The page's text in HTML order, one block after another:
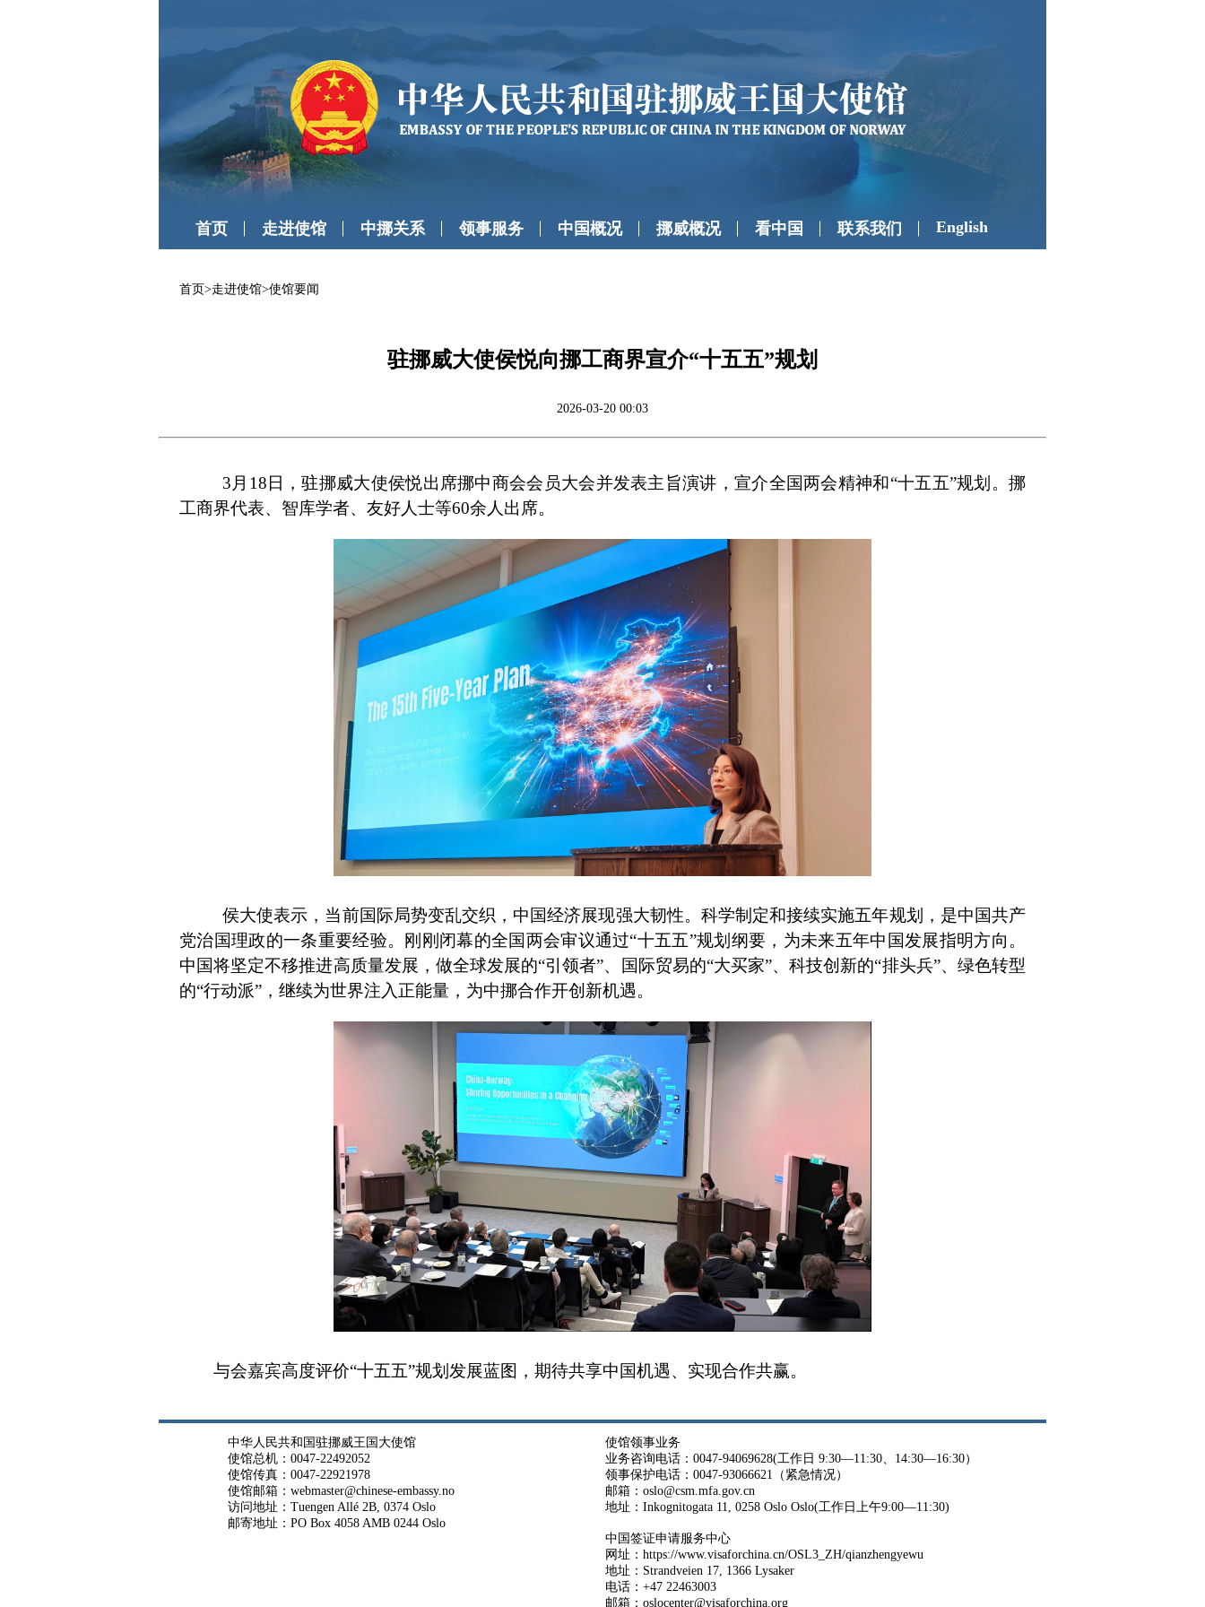
首页 走进使馆 中挪关系 领事服务 中国概况 挪威概况 看中国 联系我们 English
首页>走进使馆>使馆要闻
驻挪威大使侯悦向挪工商界宣介“十五五”规划
2026-03-20 00:03
3月18日，驻挪威大使侯悦出席挪中商会会员大会并发表主旨演讲，宣介全国两会精神和“十五五”规划。挪
工商界代表、智库学者、友好人士等60余人出席。
侯大使表示，当前国际局势变乱交织，中国经济展现强大韧性。科学制定和接续实施五年规划，是中国共产
党治国理政的一条重要经验。刚刚闭幕的全国两会审议通过“十五五”规划纲要，为未来五年中国发展指明方向。
中国将坚定不移推进高质量发展，做全球发展的“引领者”、国际贸易的“大买家”、科技创新的“排头兵”、绿色转型
的“行动派”，继续为世界注入正能量，为中挪合作开创新机遇。
与会嘉宾高度评价“十五五”规划发展蓝图，期待共享中国机遇、实现合作共赢。
中华人民共和国驻挪威王国大使馆
使馆总机：0047-22492052
使馆传真：0047-22921978
使馆邮箱：webmaster@chinese-embassy.no
访问地址：Tuengen Allé 2B, 0374 Oslo
邮寄地址：PO Box 4058 AMB 0244 Oslo
使馆领事业务
业务咨询电话：0047-94069628(工作日 9:30—11:30、14:30—16:30）
领事保护电话：0047-93066621（紧急情况）
邮箱：oslo@csm.mfa.gov.cn
地址：Inkognitogata 11, 0258 Oslo Oslo(工作日上午9:00—11:30)
中国签证申请服务中心
网址： https://www.visaforchina.cn/OSL3_ZH/qianzhengyewu
地址：Strandveien 17, 1366 Lysaker
电话：+47 22463003
邮箱：oslocenter@visaforchina.org